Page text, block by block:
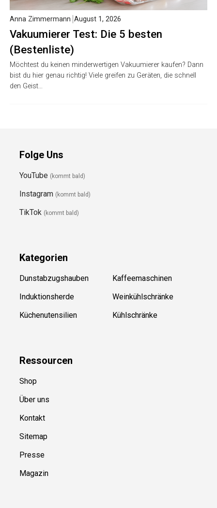
Vakuumierer Test: Die 5 besten
(Bestenliste)
Anna Zimmermann August 1, 2026
Möchtest du keinen minderwertigen Vakuumierer kaufen? Dann
bist du hier genau richtig! Viele greifen zu Geräten, die schnell
den Geist…
Folge Uns
YouTube (kommt bald)
Instagram (kommt bald)
TikTok (kommt bald)
Kategorien
Dunstabzugshauben
Induktionsherde
Küchenutensilien
Kaffeemaschinen
Weinkühlschränke
Kühlschränke
Ressourcen
Shop
Über uns
Kontakt
Sitemap
Presse
Magazin